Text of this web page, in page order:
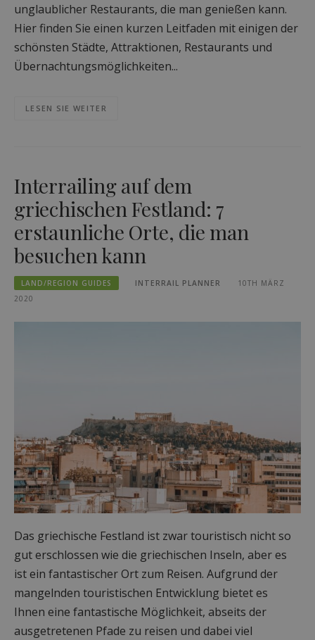
unglaublicher Restaurants, die man genießen kann.
Hier finden Sie einen kurzen Leitfaden mit einigen der
schönsten Städte, Attraktionen, Restaurants und
Übernachtungsmöglichkeiten...
LESEN SIE WEITER
Interrailing auf dem
griechischen Festland: 7
erstaunliche Orte, die man
besuchen kann
LAND/REGION GUIDES INTERRAIL PLANNER
10TH MÄRZ
2020
Das griechische Festland ist zwar touristisch nicht so
gut erschlossen wie die griechischen Inseln, aber es
ist ein fantastischer Ort zum Reisen. Aufgrund der
mangelnden touristischen Entwicklung bietet es
Ihnen eine fantastische Möglichkeit, abseits der
ausgetretenen Pfade zu reisen und dabei viel